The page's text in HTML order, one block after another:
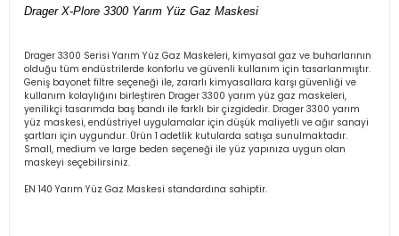
Drager X-Plore 3300 Yarım Yüz Gaz Maskesi
Drager 3300 Serisi Yarım Yüz Gaz Maskeleri, kimyasal gaz ve buharlarının
olduğu tüm endüstrilerde konforlu ve güvenli kullanım için tasarlanmıştır.
Geniş bayonet filtre seçeneği ile, zararlı kimyasallara karşı güvenliği ve
kullanım kolaylığını birleştiren Drager 3300 yarım yüz gaz maskeleri,
yenilikçi tasarımda baş bandı ile farklı bir çizgidedir. Drager 3300 yarım
yüz maskesi, endüstriyel uygulamalar için düşük maliyetli ve ağır sanayi
şartları için uygundur. Ürün 1 adetlik kutularda satışa sunulmaktadır.
Small, medium ve large beden seçeneği ile yüz yapınıza uygun olan
maskeyi seçebilirsiniz.
EN 140 Yarım Yüz Gaz Maskesi standardına sahiptir.